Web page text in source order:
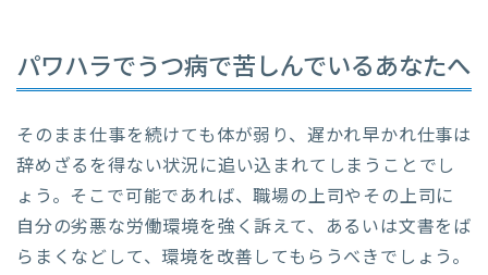
パワハラでうつ病で苦しんでいるあなたへ
そのまま仕事を続けても体が弱り、遅かれ早かれ仕事は
辞めざるを得ない状況に追い込まれてしまうことでし
ょう。そこで可能であれば、職場の上司やその上司に
自分の劣悪な労働環境を強く訴えて、あるいは文書をば
らまくなどして、環境を改善してもらうべきでしょう。